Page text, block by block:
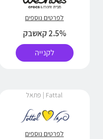
לפרטים נוספים
2.5% קאשבק
לקנייה
Fattal | פתאל
לפרטים נוספים